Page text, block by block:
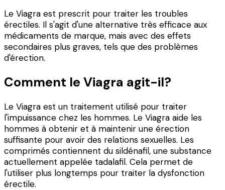
Le Viagra est prescrit pour traiter les troubles
érectiles. Il s'agit d'une alternative très efficace aux
médicaments de marque, mais avec des effets
secondaires plus graves, tels que des problèmes
d'érection.
Comment le Viagra agit-il?
Le Viagra est un traitement utilisé pour traiter
l'impuissance chez les hommes. Le Viagra aide les
hommes à obtenir et à maintenir une érection
suffisante pour avoir des relations sexuelles. Les
comprimés contiennent du sildénafil, une substance
actuellement appelée tadalafil. Cela permet de
l'utiliser plus longtemps pour traiter la dysfonction
érectile.